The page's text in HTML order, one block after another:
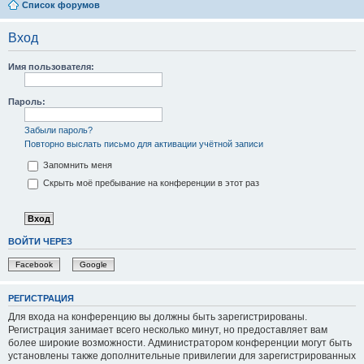
Список форумов
Вход
Имя пользователя:
Пароль:
Забыли пароль?
Повторно выслать письмо для активации учётной записи
Запомнить меня
Скрыть моё пребывание на конференции в этот раз
ВОЙТИ ЧЕРЕЗ
Facebook Google
РЕГИСТРАЦИЯ
Для входа на конференцию вы должны быть зарегистрированы.
Регистрация занимает всего несколько минут, но предоставляет вам
более широкие возможности. Администратором конференции могут быть
установлены также дополнительные привилегии для зарегистрированных